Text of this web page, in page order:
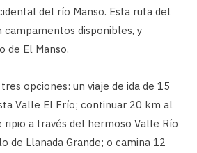
del río Manso. Esta ruta del
disponibles, y
de El Manso.
opciones: un viaje de ida de 15
Valle El Frío; continuar 20 km al
ripio a través del hermoso Valle Río
de Llanada Grande; o camina 12